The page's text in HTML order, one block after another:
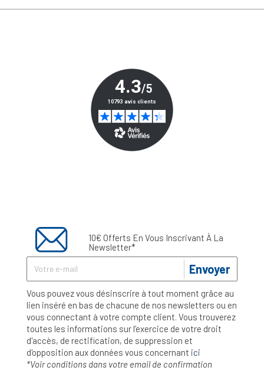
10€ Offerts En Vous Inscrivant À La
Newsletter*
Envoyer
Vous pouvez vous désinscrire à tout moment grâce au
lien inséré en bas de chacune de nos newsletters ou en
vous connectant à votre compte client. Vous trouverez
toutes les informations sur l’exercice de votre droit
d'accès, de rectification, de suppression et
d'opposition aux données vous concernant ici
*Voir conditions dans votre email de confirmation